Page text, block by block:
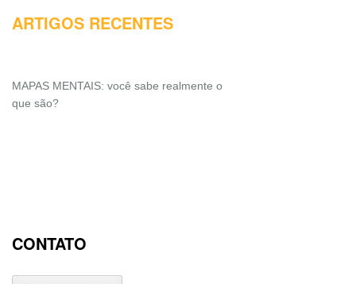
ARTIGOS RECENTES
MAPAS MENTAIS: você sabe realmente o
que são?
CONTATO